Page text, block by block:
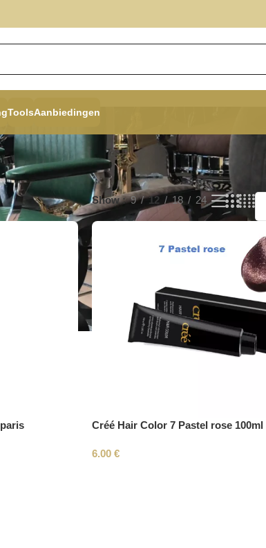
ToolsAanbiedingen
Show 9 12 18 24
Créé Hair Color 7 Pastel rose 100ml
6.00 €